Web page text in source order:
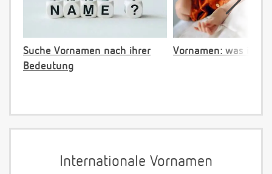
Suche Vornamen nach ihrer
Bedeutung
Vornamen: was ist
Internationale Vornamen